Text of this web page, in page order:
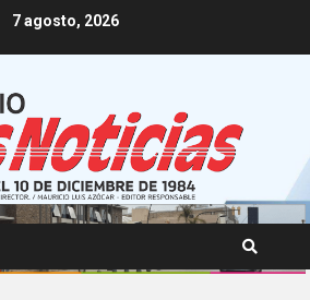
7 agosto, 2026